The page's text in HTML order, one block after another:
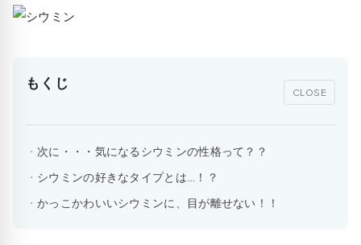
もくじ
CLOSE
次に・・・気になるシウミンの性格って？？
シウミンの好きなタイプとは…！？
かっこかわいいシウミンに、目が離せない！！